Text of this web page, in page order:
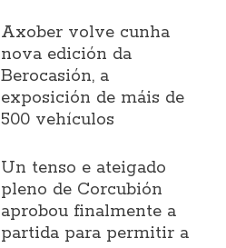
Axober volve cunha
nova edición da
Berocasión, a
exposición de máis de
500 vehículos
Un tenso e ateigado
pleno de Corcubión
aprobou finalmente a
partida para permitir a